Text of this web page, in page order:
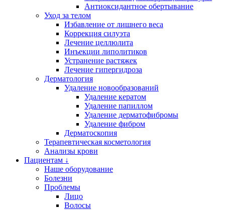
Антиоксидантное обертывание
Уход за телом
Избавление от лишнего веса
Коррекция силуэта
Лечение целлюлита
Инъекции липолитиков
Устранение растяжек
Лечение гипергидроза
Дерматология
Удаление новообразований
Удаление кератом
Удаление папиллом
Удаление дерматофибромы
Удаление фибром
Дерматоскопия
Терапевтическая косметология
Анализы крови
Пациентам ↓
Наше оборудование
Болезни
Проблемы
Лицо
Волосы